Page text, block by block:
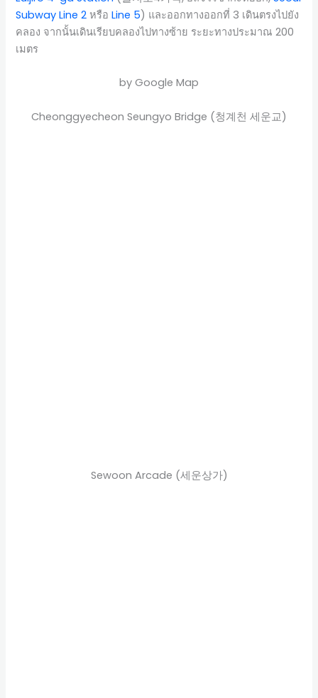
Subway Line 2 หรือLine 5) และออกทางออกที่ 3 เดินตรงไปยัง
คลอง จากนั้นเดินเรียบคลองไปทางซ้าย ระยะทางประมาณ 200
เมตร
by Google Map
Cheonggyecheon Seungyo Bridge (청계천 세운교)
Sewoon Arcade (세운상가)